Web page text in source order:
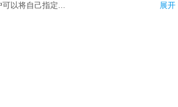
以将自己指定...
展开